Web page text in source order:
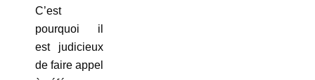
C’est
pourquoi il
est judicieux
de faire appel